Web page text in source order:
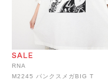
RNA
M2245 パンクスメガBIG T